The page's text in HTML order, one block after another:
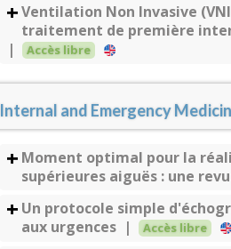
Ventilation Non Invasive
traitement de première
|
Accès libre
Internal and Emergency
Moment optimal pour la
supérieures aiguës : une
Un protocole simple
aux urgences |
Accès libre